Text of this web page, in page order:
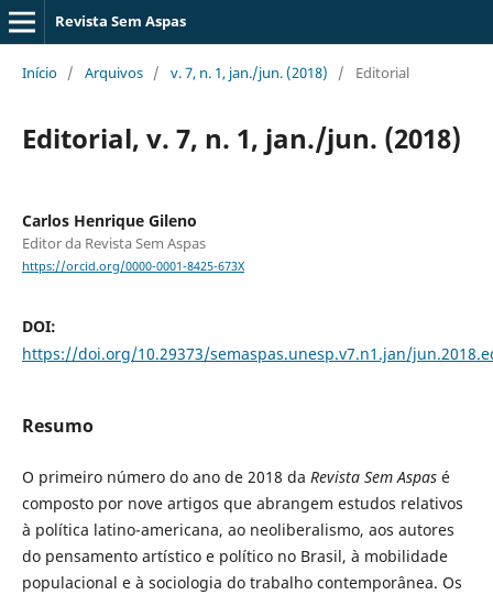
Revista Sem Aspas
Início / Arquivos / v. 7, n. 1, jan./jun. (2018) / Editorial
Editorial, v. 7, n. 1, jan./jun. (2018)
Carlos Henrique Gileno
Editor da Revista Sem Aspas
https://orcid.org/0000-0001-8425-673X
DOI:
https://doi.org/10.29373/semaspas.unesp.v7.n1.jan/
Resumo
O primeiro número do ano de 2018 da Revista Sem Aspasé
composto por nove artigos que abrangem estudos relativos
à política latino-americana, ao neoliberalismo, aos autores
do pensamento artístico e político no Brasil, à mobilidade
populacional e à sociologia do trabalho contemporânea. Os